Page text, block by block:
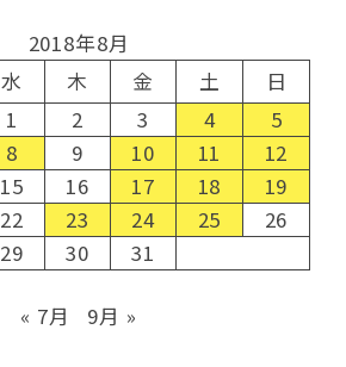
2018年8月
水 木 金 土
日
1
2 3 4
5
8 9 10 11
12
15 16 17 18
19
22 23 24 25
26
29 30 31
« 7月 9月 »